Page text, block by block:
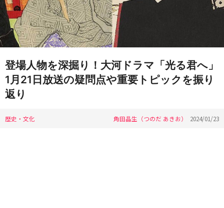
登場人物を深掘り！大河ドラマ「光る君へ」
1月21日放送の疑問点や重要トピックを振り
返り
歴史・文化 角田晶生（つのだ あきお） 2024/01/23